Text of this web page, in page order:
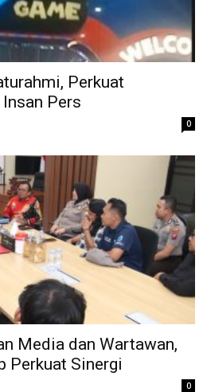
Perkuat
Pers
0
Media dan Wartawan,
Perkuat Sinergi
0